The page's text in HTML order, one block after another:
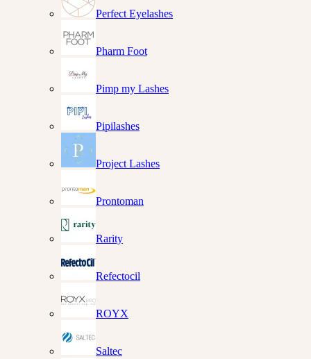
Perfect Eyelashes
Pharm Foot
Pimp my Lashes
Pipilashes
Project Lashes
Prontoman
Rarity
Refectocil
ROYX
Saltec